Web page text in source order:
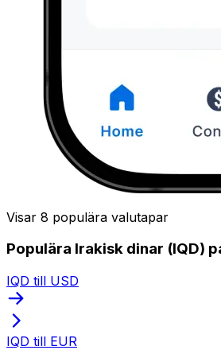
Visar 8 populära valutapar
Populära Irakisk dinar (IQD)
IQD till USD
IQD till EUR